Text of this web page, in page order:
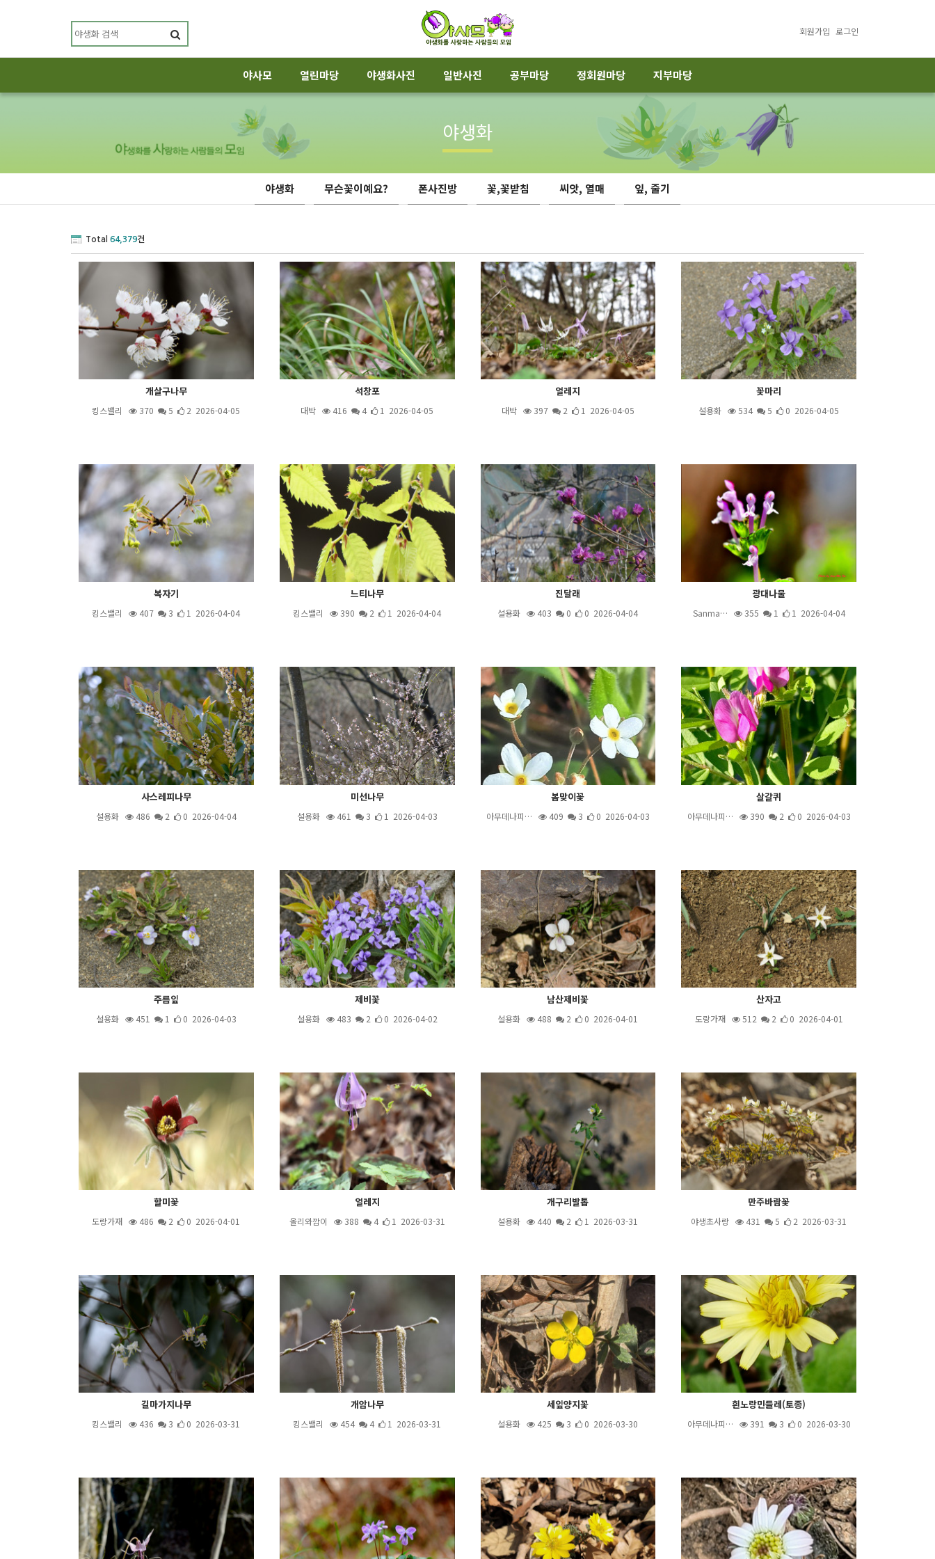
회원가입 로그인
야사모 열린마당 야생화사진 일반사진 공부마당 정회원마당 지부마당
야생화
야생화 무슨꽃이예요? 폰사진방 꽃,꽃받침 씨앗, 열매 잎, 줄기
Total 64,379건
개살구나무
킹스밸리 370 5 2 2026-04-05
석창포
대박 416 4 1 2026-04-05
얼레지
대박 397 2 1 2026-04-05
꽃마리
설용화 534 5 0 2026-04-05
복자기
킹스밸리 407 3 1 2026-04-04
느티나무
킹스밸리 390 2 1 2026-04-04
진달래
설용화 403 0 0 2026-04-04
광대나물
Sanma… 355 1 1 2026-04-04
사스레피나무
설용화 486 2 0 2026-04-04
미선나무
설용화 461 3 1 2026-04-03
봄맞이꽃
아무데나피… 409 3 0 2026-04-03
살갈퀴
아무데나피… 390 2 0 2026-04-03
주름잎
설용화 451 1 0 2026-04-03
제비꽃
설용화 483 2 0 2026-04-02
남산제비꽃
설용화 488 2 0 2026-04-01
산자고
도랑가재 512 2 0 2026-04-01
할미꽃
도랑가재 486 2 0 2026-04-01
얼레지
올리와깜이 388 4 1 2026-03-31
개구리발톱
설용화 440 2 1 2026-03-31
만주바람꽃
야생초사랑 431 5 2 2026-03-31
길마가지나무
킹스밸리 436 3 0 2026-03-31
개암나무
킹스밸리 454 4 1 2026-03-31
세잎양지꽃
설용화 425 3 0 2026-03-30
흰노랑민들레(토종)
아무데나피… 391 3 0 2026-03-30